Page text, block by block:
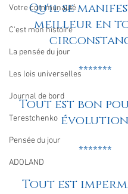
Votre communauté
C'est mon histoire
La pensée du jour
Les lois universelles
Journal de bord
Terestchenko
Pensée du jour
ADOLAND
Qu'il se
meilleur en
*******
Tout est bon
*******
Tout est